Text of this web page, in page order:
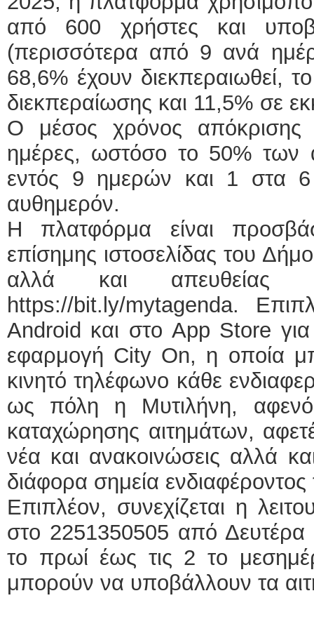
από 600 χρήστες και
(περισσότερα από 9 ανά
68,6% έχουν διεκπεραιωθεί,
διεκπεραίωσης και 11,5% σε
Ο μέσος χρόνος απόκρισης
ημέρες, ωστόσο το 50% των
εντός 9 ημερών και 1 στα 6
αυθημερόν.
Η πλατφόρμα είναι
επίσημης ιστοσελίδας του
αλλά και απευθείας
https://bit.ly/mytagenda.
Android και στο App Store για
εφαρμογή City On, η οποία
κινητό τηλέφωνο κάθε
ως πόλη η Μυτιλήνη,
καταχώρησης αιτημάτων,
νέα και ανακοινώσεις αλλά
διάφορα σημεία
Επιπλέον, συνεχίζεται η
στο 2251350505 από
το πρωί έως τις 2 το
μπορούν να υποβάλλουν τα